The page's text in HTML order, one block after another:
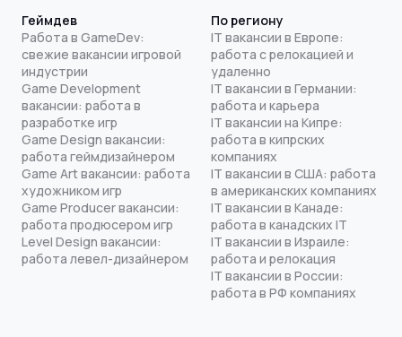
Геймдев
Работа в GameDev:
свежие вакансии игровой
индустрии
Game Development
вакансии: работа в
разработке игр
Game Design вакансии:
работа геймдизайнером
Game Art вакансии: работа
художником игр
Game Producer вакансии:
работа продюсером игр
Level Design вакансии:
работа левел-дизайнером
По региону
IT вакансии в Европе:
работа с релокацией и
удаленно
IT вакансии в Германии:
работа и карьера
IT вакансии на Кипре:
работа в кипрских
компаниях
IT вакансии в США: работа
в американских компаниях
IT вакансии в Канаде:
работа в канадских IT
IT вакансии в Израиле:
работа и релокация
IT вакансии в России:
работа в РФ компаниях